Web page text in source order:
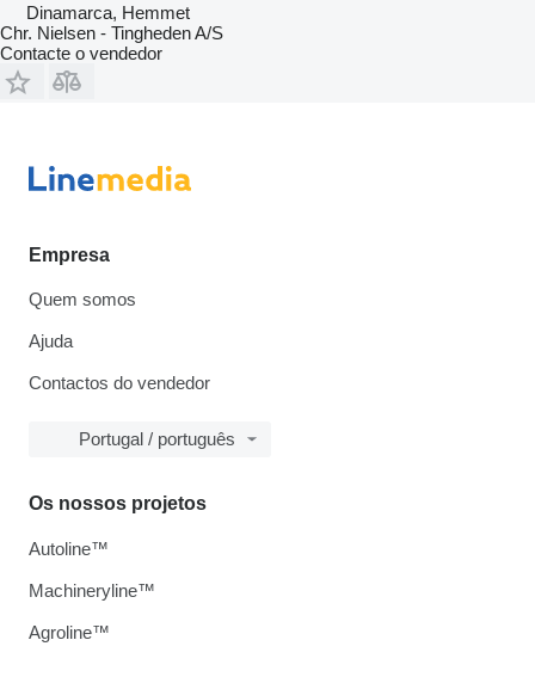
Dinamarca, Hemmet
Chr. Nielsen - Tingheden A/S
Contacte o vendedor
Empresa
Quem somos
Ajuda
Contactos do vendedor
Portugal / português
Os nossos projetos
Autoline™
Machineryline™
Agroline™